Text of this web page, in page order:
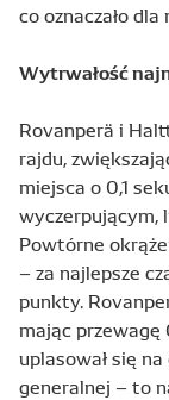
co oznaczało
Wytrwałość
Rovanperä i
rajdu,
miejsca o 0,1
wyczerpującym,
Powtórne
– za najlepsze
punkty.
mając przewagę
uplasował się
generalnej – to